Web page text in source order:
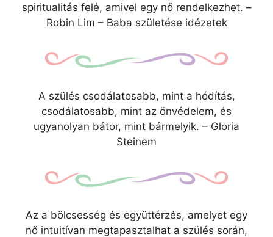
spiritualitás felé, amivel egy nő rendelkezhet. –
Robin Lim – Baba születése idézetek
A szülés csodálatosabb, mint a hódítás,
csodálatosabb, mint az önvédelem, és
ugyanolyan bátor, mint bármelyik. – Gloria
Steinem
Az a bölcsesség és együttérzés, amelyet egy
nő intuitívan megtapasztalhat a szülés során,